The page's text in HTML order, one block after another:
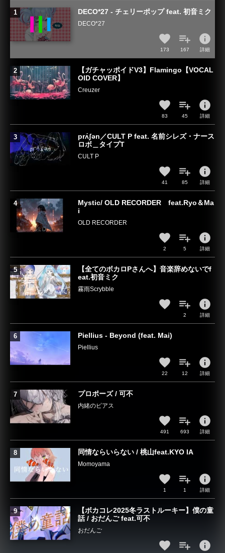
DECO*27 - チェリーポップ feat. 初音ミク
DECO*27
173 167
info
詳細
【ガチャッポイドV3】Flamingo【VOCAL
OID COVER】
Creuzer
83 45
info
詳細
prʌ́ʃən／CULT P feat. 名前シレズ・ナース
ロボ＿タイプT
CULT P
41 85
info
詳細
Mystic/ OLD RECORDER feat.Ryo＆Ma
i
OLD RECORDER
2 5
info
詳細
【全てのボカロPさんへ】音楽辞めないでf
eat.初音ミク
霧雨Scrybble
2
info
詳細
Piellius - Beyond (feat. Mai)
Piellius
22 12
info
詳細
プロポーズ / 可不
内緒のピアス
491 693
info
詳細
同情ならいらない / 桃山feat.KYO IA
Momoyama
1 1
info
詳細
【ボカコレ2025冬ラストルーキー】僕の童
話 / おだんご feat.可不
おだんご
info